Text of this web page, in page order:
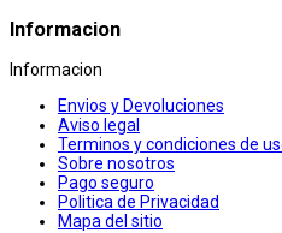
Informacion
Informacion
Envios y Devoluciones
Aviso legal
Terminos y condiciones de
Sobre nosotros
Pago seguro
Politica de Privacidad
Mapa del sitio